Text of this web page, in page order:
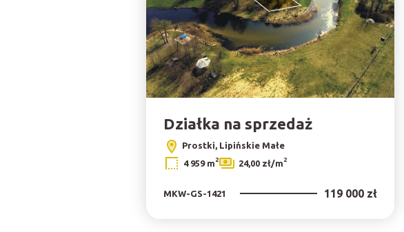
Działka na sprzedaż
Prostki, Lipińskie Małe
4 959 m2 24,00 zł/m2
MKW-GS-1421 119 000 zł